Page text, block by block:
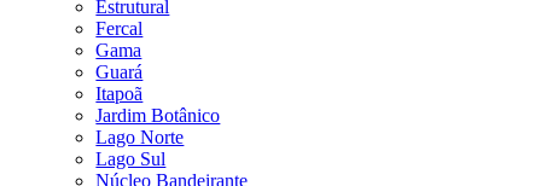
Estrutural
Fercal
Gama
Guará
Itapoã
Jardim Botânico
Lago Norte
Lago Sul
Núcleo Bandeirante